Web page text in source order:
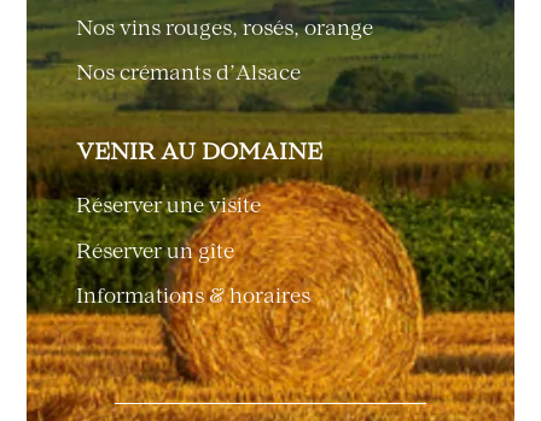
Nos vins rouges, rosés, orange
Nos crémants d’Alsace
VENIR AU DOMAINE
Réserver une visite
Réserver un gîte
Informations & horaires